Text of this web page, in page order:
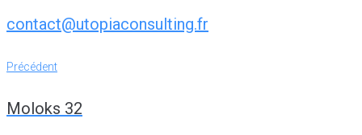
contact@utopiaconsulting.fr
Navigation
de
l’article
Précédent
Précédent
Moloks 32